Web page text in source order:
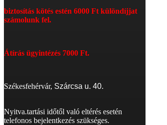
biztosítás kötés estén 6000 Ft különdíjjat
számolunk fel.
Átírás ügyintézés 7000 Ft.
Székesfehérvár, Szárcsa u. 40.
Nyitva.tartási időtől való eltérés esetén
telefonos bejelentkezés szükséges.